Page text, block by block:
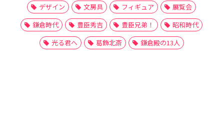
デザイン
文房具 フィギュア
展覧会
鎌倉時代
豊臣秀吉 豊臣兄弟！
昭和時代
光る君へ
葛飾北斎 鎌倉殿の13人